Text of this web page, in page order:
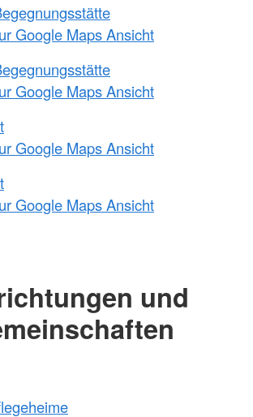
Google Maps Ansicht
Google Maps Ansicht
Google Maps Ansicht
Google Maps Ansicht
und